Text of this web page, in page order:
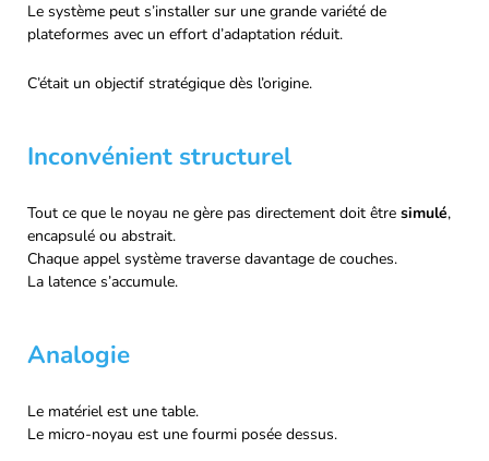
Le système peut s’installer sur une grande variété de
plateformes avec un effort d’adaptation réduit.
C’était un objectif stratégique dès l’origine.
Inconvénient structurel
Tout ce que le noyau ne gère pas directement doit être simulé,
encapsulé ou abstrait.
Chaque appel système traverse davantage de couches.
La latence s’accumule.
Analogie
Le matériel est une table.
Le micro-noyau est une fourmi posée dessus.